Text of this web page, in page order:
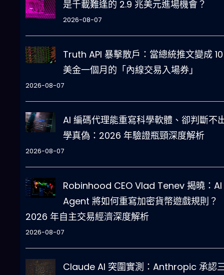
是千載難逢的 2.9 兆美元進場機會？
2026-08-07
Truth API 暴擊散戶：當總統推文變成
美金一個月的「內線交易入場券」
2026-08-07
AI 編碼代理能重寫科學軟體、卻判斷不
學真偽：2026 年驗證瓶頸深度解析
2026-08-07
Robinhood CEO Vlad Tenev 揭曉：AI
Agent 將如何重寫加密貨幣遊戲規則？
2026 年自主交易經濟深度解析
2026-08-07
Claude AI 突圍實測：Anthropic 承認